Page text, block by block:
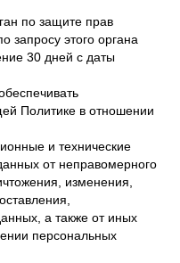
по защите прав
запросу этого органа
30 дней с даты
Политике в отношении
и технические
от неправомерного
изменения,
а также от иных
персональных